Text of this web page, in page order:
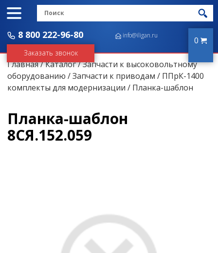
8 800 222-96-80
Заказать звонок
info@iligan.ru 0
Главная/Каталог/Запчасти к высоковольтному
оборудованию /Запчасти к приводам / ППрК-1400
комплекты для модернизации / Планка-шаблон
Планка-шаблон
8СЯ.152.059